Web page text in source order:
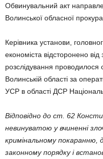
Обвинувальний акт
Волинської обласної
Керівника установи,
економіста відсторонено
розслідування
Волинській області за
УСР в області ДСР
Відповідно до ст. 62
невинуватою у вчиненні
кримінальному покаранню,
законному порядку і